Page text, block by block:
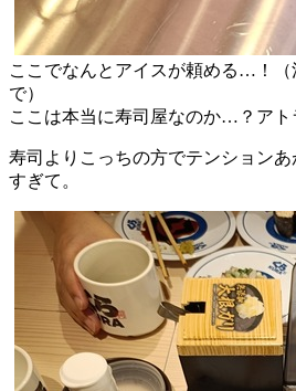
ここでなんとアイスが頼める…！（
で）
ここは本当に寿司屋なのか…？アト
寿司よりこっちの方でテンション
すぎて。